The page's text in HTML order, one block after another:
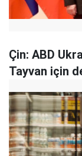
Çin: ABD
Tayvan için